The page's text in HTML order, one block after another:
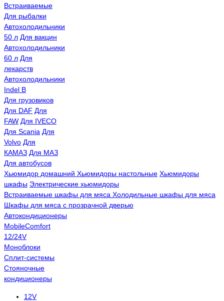
Встраиваемые
Для рыбалки
Автохолодильники
50 л Для вакцин
Автохолодильники
60 л Для
лекарств
Автохолодильники
Indel B
Для грузовиков
Для DAF Для
FAW Для IVECO
Для Scania Для
Volvo Для
КАМАЗ Для МАЗ
Для автобусов
Хьюмидор домашний Хьюмидоры настольные Хьюмидоры
шкафы Электрические хьюмидоры
Встраиваемые шкафы для мяса Холодильные шкафы для мяса
Шкафы для мяса с прозрачной дверью
Автокондиционеры
MobileComfort
12/24V
Моноблоки
Сплит-системы
Стояночные
кондиционеры
12V